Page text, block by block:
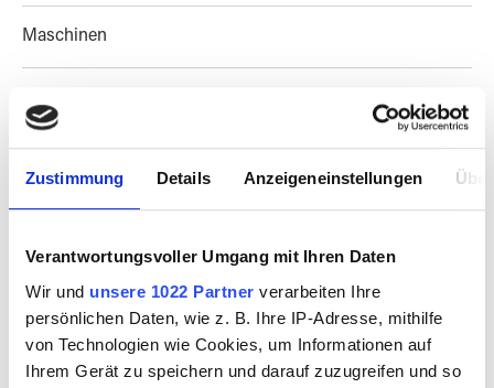
Zustimmung Details Anzeigeneinstellungen
Verantwortungsvoller Umgang mit Ihren Daten
Wir und unsere 1022 Partner verarbeiten Ihre
persönlichen Daten, wie z. B. Ihre IP-Adresse, mithilfe
von Technologien wie Cookies, um Informationen auf
Ihrem Gerät zu speichern und darauf zuzugreifen und so
Maschinen
Besuch vereinbaren
Magazine & Kultur